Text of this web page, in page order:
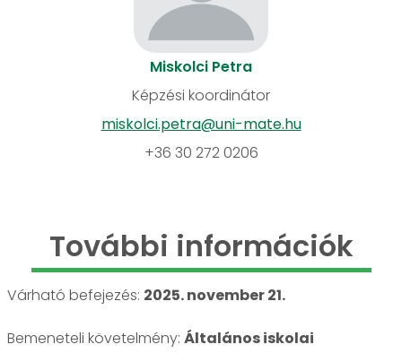
Miskolci Petra
Képzési koordinátor
miskolci.petra@uni-mate.hu
+36 30 272 0206
További információk
Várható befejezés: 2025. november 21.
Bemeneteli követelmény: Általános iskolai